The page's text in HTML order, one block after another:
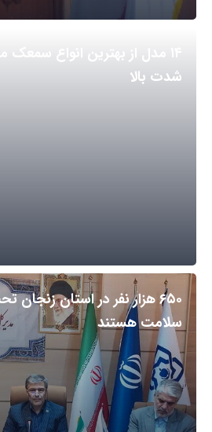
۱۴ مدل از بهترین انواع
شدت بالا
۶۵۰ هزار نفر در استان
سلامت هستند